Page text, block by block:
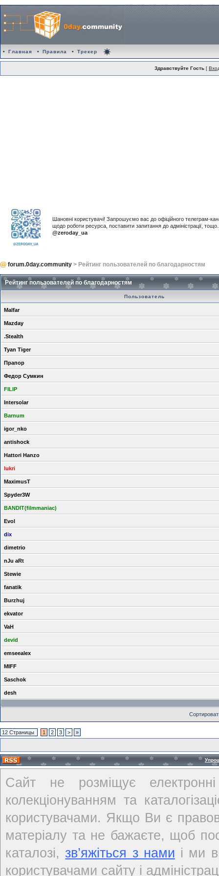
• Главная • Правила • Трекер
Здравствуйте Гость [
Шановні користувачі! Запрошуємо вас до офіційного телеграм-
щодо роботи ресурса, поставити запитання до адміністрації,
@zeroday_ua
forum.0day.community > Рейтинг пользователей по благодарностям
Рейтинг пользователей по благодарностям
Пользователь
Malfar
Mazday
.Stealth
Tyan Tiger
Прапор
Федор Сумкин
FILIP
Intersolar
Barnum
igor_nko
antishock
Hattori Hanzo
lukri
MaximusT
Spyder3W
BANDIT(filmmaniac)
Evol
dix
dimetrio
nJu aRt
Stewie
fanatik
Burzhuj
ekvator
VaH
devid
emseealex
MIFF
Saschok
desh
12 Страницы 1 2 3 > »
Сайт не розміщує
колекціонуванням та
користувачами. Якщо Ви є
матеріалу та не бажаєте, щоб
каталозі,зв’яжіться з нами і ми
користувачами сайту і